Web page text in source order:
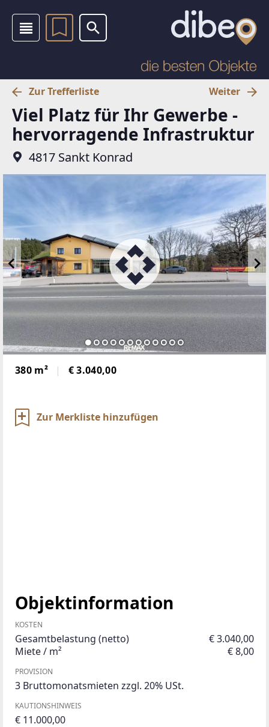
Zur Trefferliste Weiter
Viel Platz für Ihr Gewerbe -
hervorragende Infrastruktur
4817 Sankt Konrad
380 m² € 3.040,00
Zur Merkliste hinzufügen
Objektinformation
KOSTEN
Gesamtbelastung (netto)
€ 3.040,00
Miete / m²
€ 8,00
PROVISION
3 Bruttomonatsmieten zzgl. 20% USt.
KAUTIONSHINWEIS
€ 11.000,00